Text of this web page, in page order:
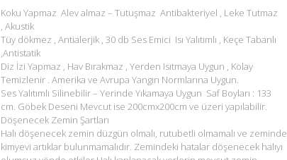
Koku Yapmaz Alev almaz – Tutuşmaz Antibakteriyel , Leke Tutmaz
, Akustik
Tüy dökmez , Antialerjik , 30 db Ses Emici Isı Yalıtımlı , Keçe Tabanlı
,Antistatik
Diz İzi Yapmaz , Hav Bırakmaz , Yerden Isıtmaya Uygun , Kolay
Temizlenir . Amerika ve Avrupa Yangın Normlarına Uygun.
Ses Yalıtımlı Silinebilir – Yerinde Yıkamaya Uygun Saf Boyları : 133
cm. Göbek Deseni Mevcut ise 200cmx200cm ve üzeri yapılabilir.
Döşenecek Zemin Şartları
Halı döşenecek zemin düzgün olmalı, rutubetli olmamalı ve zeminde
kimyevi artıklar bulunmamalıdır. Zemindeki hatalar döşenecek halıyı